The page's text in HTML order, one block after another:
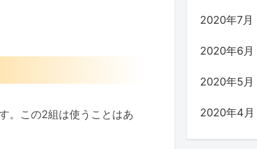
。この2組は使うことはあ
2020年7月
2020年6月
2020年5月
2020年4月